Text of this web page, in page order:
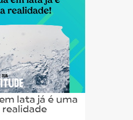
lata já é uma
realidade